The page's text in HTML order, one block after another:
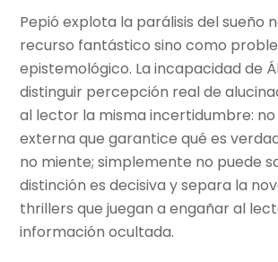
Pepió explota la parálisis del sueño
recurso fantástico sino como
epistemológico. La incapacidad de
distinguir percepción real de
al lector la misma incertidumbre:
externa que garantice qué es
no miente; simplemente no puede
distinción es decisiva y separa la
thrillers que juegan a engañar al
información ocultada.